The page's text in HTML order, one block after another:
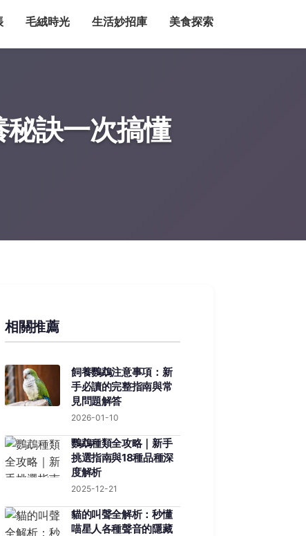
毛絨時光 生活妙招庫 美食探索
訣一次搞懂
相關推薦
飼養鸚鵡注意事項：新
手必讀的完整指南與常
見問題解答
2026-01-10
鸚鵡種類全攻略｜新手
挑選指南與18種品種深
度解析
2025-12-21
貓的叫聲全解析：秒懂
喵星人各種聲音的隱藏